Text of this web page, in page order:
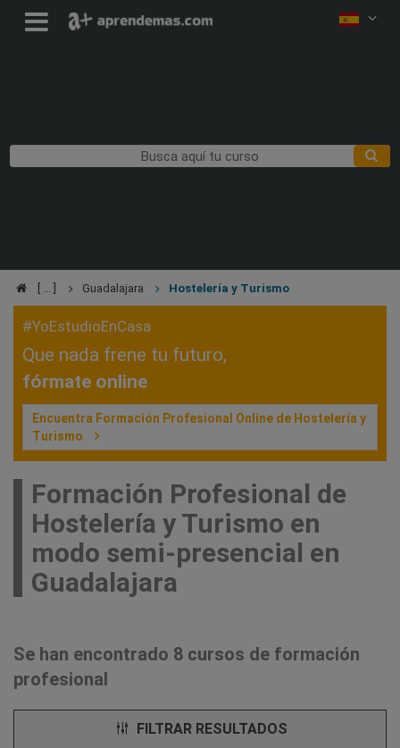
Guadalajara Hostelería y Turismo
#YoEstudioEnCasa
Que nada frene tu futuro,
fórmate online
Encuentra Formación Profesional Online de Hostelería y
Turismo
Formación Profesional de
Hostelería y Turismo en
modo semi-presencial en
Guadalajara
Se han encontrado 8 cursos de formación
profesional
FILTRAR RESULTADOS